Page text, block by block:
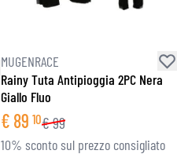
MUGENRACE
Rainy Tuta Antipioggia 2PC Nera
Giallo Fluo
€ 89 10€99
10% sconto sul prezzo consigliato